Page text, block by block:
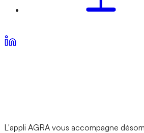
L'appli AGRA vous accompagne